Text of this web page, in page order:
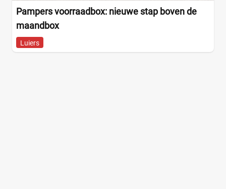
Pampers voorraadbox: nieuwe stap boven de
maandbox
Luiers